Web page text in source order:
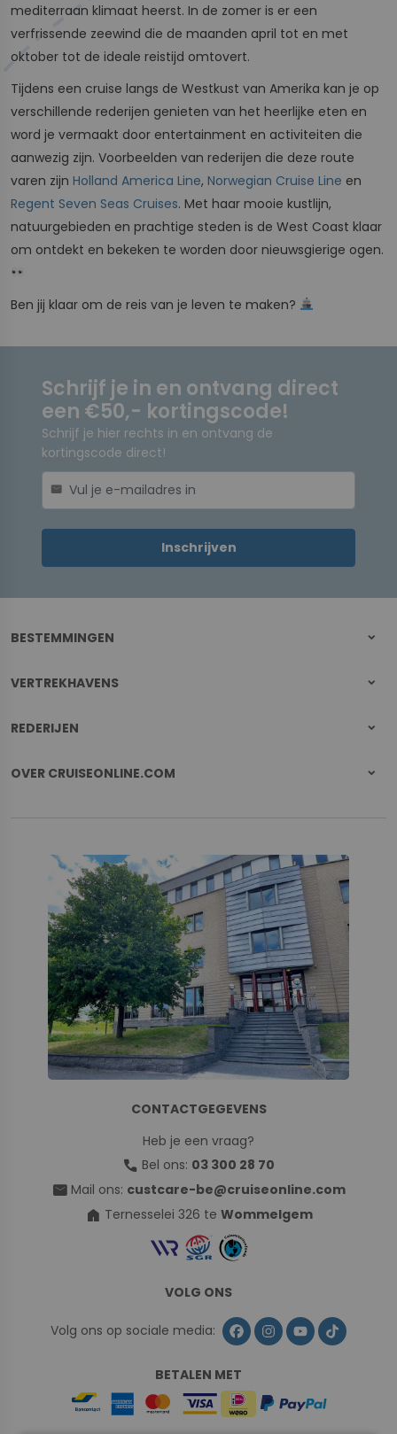
mediterraan klimaat heerst. In de zomer is er een
verfrissende zeewind die de maanden april tot en met
oktober tot de ideale reistijd omtovert.
Tijdens een cruise langs de Westkust van Amerika kan je op
verschillende rederijen genieten van het heerlijke eten en
word je vermaakt door entertainment en activiteiten die
aanwezig zijn. Voorbeelden van rederijen die deze route
varen zijn Holland America Line, Norwegian Cruise Line en
Regent Seven Seas Cruises. Met haar mooie kustlijn,
natuurgebieden en prachtige steden is de West Coast klaar
om ontdekt en bekeken te worden door nieuwsgierige ogen.
Ben jij klaar om de reis van je leven te maken?
Schrijf je in en ontvang direct
een €50,- kortingscode!
Schrijf je hier rechts in en ontvang de
kortingscode direct!
mail
Inschrijven
BESTEMMINGEN
VERTREKHAVENS
REDERIJEN
OVER CRUISEONLINE.COM
CONTACTGEGEVENS
Heb je een vraag?
call Bel ons: 03 300 28 70
mail Mail ons: custcare-be@cruiseonline.com
home Ternesselei 326 te Wommelgem
VOLG ONS
Volg ons op sociale media:
BETALEN MET